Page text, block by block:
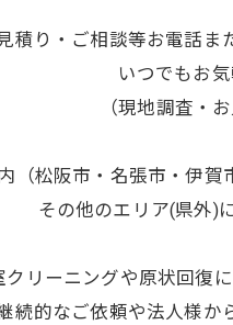
積り・ご相談等お電話ま
いつでもお
（現地調査・
（松阪市・名張市・伊賀
その他のエリア(県外)
クリーニングや原状回復
続的なご依頼や法人様か